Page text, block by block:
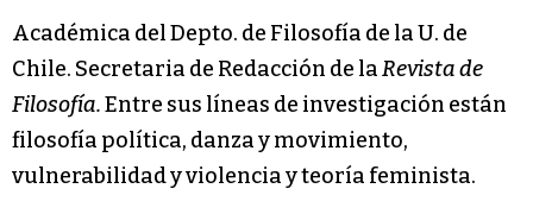
Académica del Depto. de Filosofía de la U. de
Chile. Secretaria de Redacción de laRevista de
Filosofía.Entre sus líneas de investigación están
filosofía política, danza y movimiento,
vulnerabilidad y violencia y teoría feminista.